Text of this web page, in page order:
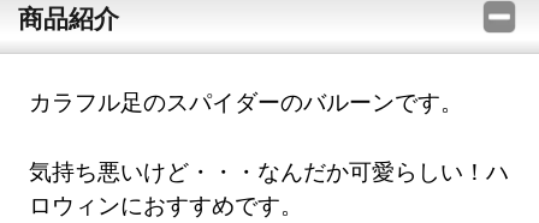
商品紹介
カラフル足のスパイダーのバルーンです。
気持ち悪いけど・・・なんだか可愛らしい！ハ
ロウィンにおすすめです。